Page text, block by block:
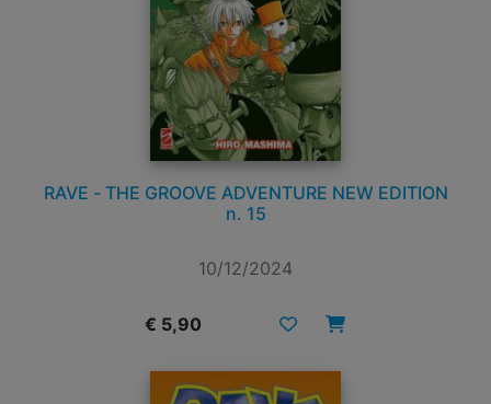
RAVE - THE GROOVE ADVENTURE NEW EDITION
n. 15
10/12/2024
€ 5,90